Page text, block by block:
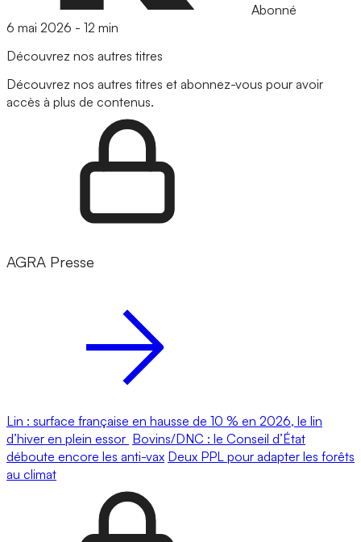
Abonné
6 mai 2026 - 12 min
Découvrez nos autres titres
Découvrez nos autres titres et abonnez-vous pour avoir
accès à plus de contenus.
AGRA Presse
Lin : surface française en hausse de 10 % en 2026, le lin
d’hiver en plein essor Bovins/DNC : le Conseil d’État
déboute encore les anti-vax Deux PPL pour adapter les forêts
au climat